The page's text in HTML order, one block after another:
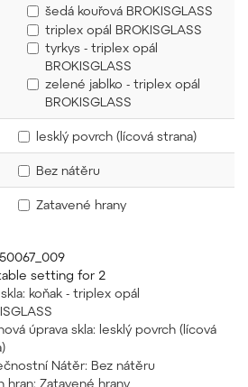
šedá kouřová BROKISGLASS
triplex opál BROKISGLASS
tyrkys - triplex opál
BROKISGLASS
zelené jablko - triplex opál
BROKISGLASS
lesklý povrch (lícová strana)
Bez nátěru
Zatavené hrany
setting for 2
skla: koňak - triplex opál
úprava skla: lesklý povrch (lícová
Nátěr: Bez nátěru
hran: Zatavené hrany